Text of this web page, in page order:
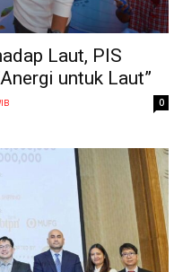
Laut, PIS
untuk Laut”
0